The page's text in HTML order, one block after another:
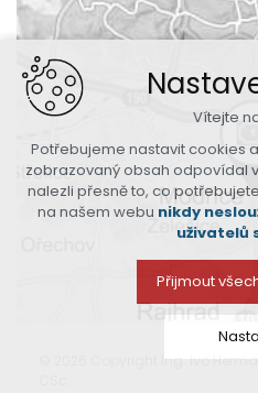
© 2026 Copyright Ing. Ivo
Vítejte
Potřebujeme nastavit cookies
zobrazovaný obsah odpovídal
nalezli přesně to, co
na našem webu nikdy
uživatelů
Přijmout